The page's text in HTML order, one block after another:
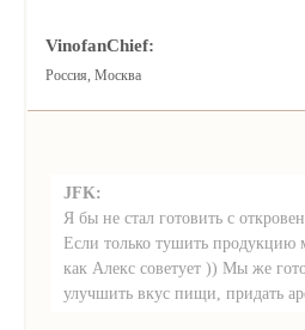
VinofanChief:
Россия, Москва
JFK:
Я бы не стал готовить с
Если только тушить продукцию
как Алекс советует )) Мы же
улучшить вкус пищи, придать